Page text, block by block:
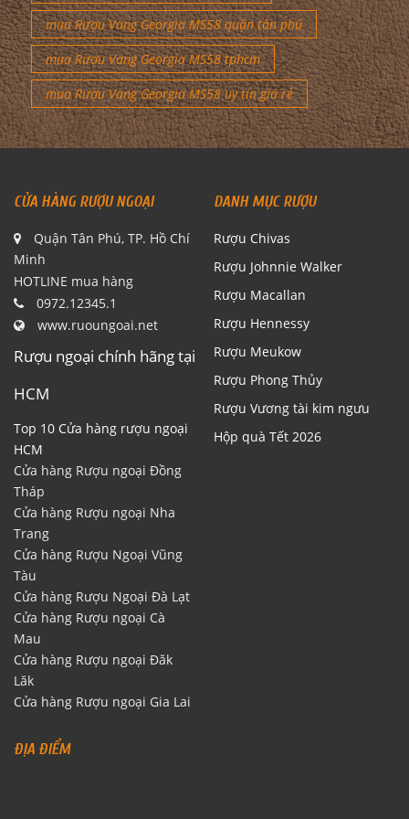
mua Rượu Vang Georgia MS58 quận tân phú
mua Rượu Vang Georgia MS58 tphcm
mua Rượu Vang Georgia MS58 uy tín giá rẻ
CỬA HÀNG RƯỢU NGOẠI
Quận Tân Phú, TP. Hồ Chí
Minh
HOTLINE mua hàng
0972.12345.1
www.ruoungoai.net
Rượu ngoại chính hãng tại
HCM
Top 10 Cửa hàng rượu ngoại
HCM
Cửa hàng Rượu ngoại Đồng
Tháp
Cửa hàng Rượu ngoại Nha
Trang
Cửa hàng Rượu Ngoại Vũng
Tàu
Cửa hàng Rượu Ngoại Đà Lạt
Cửa hàng Rượu ngoại Cà
Mau
Cửa hàng Rượu ngoại Đăk
Lăk
Cửa hàng Rượu ngoại Gia Lai
DANH MỤC RƯỢU
Rượu Chivas
Rượu Johnnie Walker
Rượu Macallan
Rượu Hennessy
Rượu Meukow
Rượu Phong Thủy
Rượu Vương tài kim ngưu
Hộp quà Tết 2026
ĐỊA ĐIỂM